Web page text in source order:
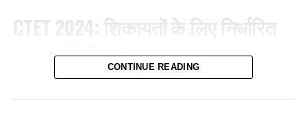
CTET 2024: शिकायतों के लिए निर्धारित
महत्वपूर्ण तिथियाँ
जिन उम्मीदवारों ने CTET परीक्षा में भाग लिया है, वे आंसर-की डाउनलोड
करके अपने उत्तरों की मिलान कर सकते हैं। इसके साथ ही यदि किसी
CONTINUE READING